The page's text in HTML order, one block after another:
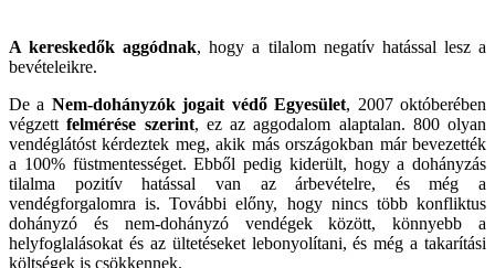
A kereskedők aggódnak, hogy a tilalom negatív hatással lesz a
bevételeikre.
De a Nem-dohányzók jogait védő Egyesület, 2007 októberében
végzettfelmérése szerint, ez az aggodalom alaptalan. 800 olyan
vendéglátóst kérdeztek meg, akik más országokban már bevezették
a 100% füstmentességet. Ebből pedig kiderült, hogy a dohányzás
tilalma pozitív hatással van az árbevételre, és még a
vendégforgalomra is. További előny, hogy nincs több konfliktus
dohányzó és nem-dohányzó vendégek között, könnyebb a
helyfoglalásokat és az ültetéseket lebonyolítani, és még a takarítási
költségek is csökkennek.